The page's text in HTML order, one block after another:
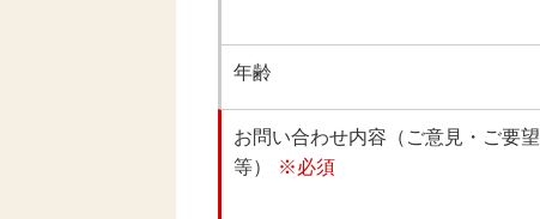
年齢
お問い合わせ内容（ご意見・ご要望
等）
※必須